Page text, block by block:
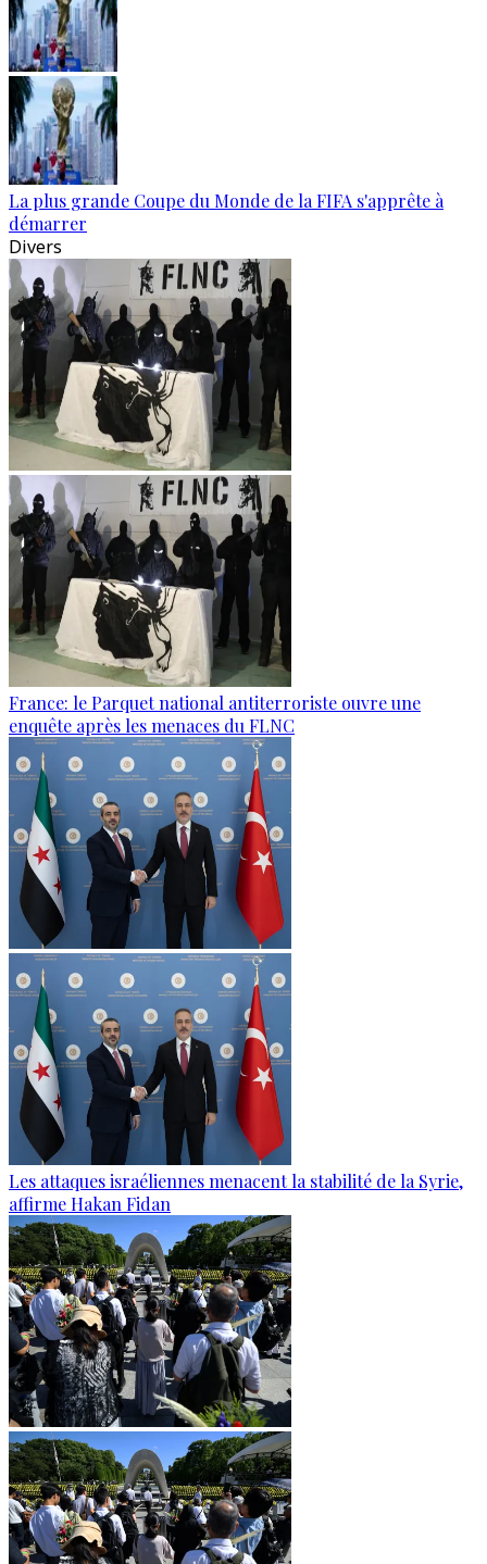
La plus grande Coupe du Monde de la FIFA s'apprête à
démarrer
Divers
France: le Parquet national antiterroriste ouvre une
enquête après les menaces du FLNC
Les attaques israéliennes menacent la stabilité de la Syrie,
affirme Hakan Fidan